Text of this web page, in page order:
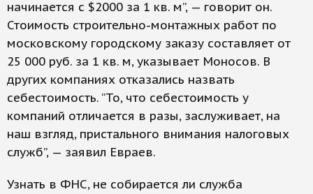
начинается с $2000 за 1 кв. м”, — говорит он.
Стоимость строительно-монтажных работ по
московскому городскому заказу составляет от
25 000 руб. за 1 кв. м, указывает Моносов. В
других компаниях отказались назвать
себестоимость. “То, что себестоимость у
компаний отличается в разы, заслуживает, на
наш взгляд, пристального внимания налоговых
служб”, — заявил Евраев.
Узнать в ФНС, не собирается ли служба